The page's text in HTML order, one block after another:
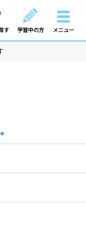
す 学習中の方 メニュー